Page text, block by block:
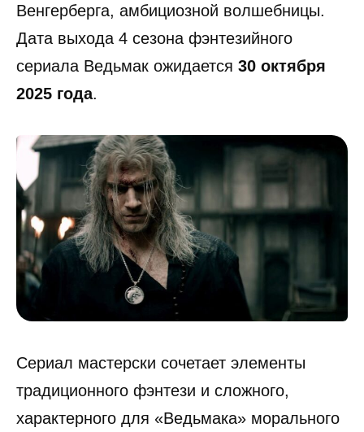
Венгерберга, амбициозной волшебницы.
Дата выхода 4 сезона фэнтезийного
сериала Ведьмак ожидается 30 октября
2025 года.
Сериал мастерски сочетает элементы
традиционного фэнтези и сложного,
характерного для «Ведьмака» морального